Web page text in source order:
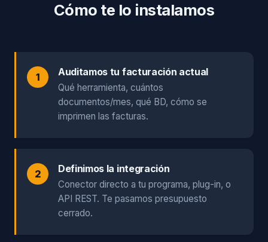
Cómo te lo instalamos
Auditamos tu facturación actual
Qué herramienta, cuántos
documentos/mes, qué BD, cómo se
imprimen las facturas.
Definimos la integración
Conector directo a tu programa, plug-in, o
API REST. Te pasamos presupuesto
cerrado.